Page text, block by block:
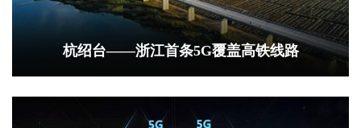
杭绍台——浙江首条5G覆盖高铁线路